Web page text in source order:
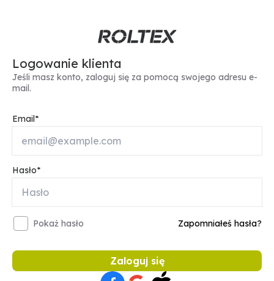
Logowanie klienta
Jeśli masz konto, zaloguj się za pomocą swojego adresu e-
mail.
Email
Hasło
Pokaż hasło Zapomniałeś hasła?
Zaloguj się